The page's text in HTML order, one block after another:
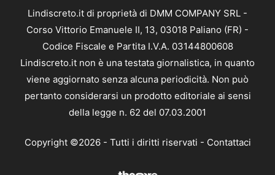
Lindiscreto.it di proprietà di DMM COMPANY SRL -
Corso Vittorio Emanuele II, 13, 03018 Paliano (FR) -
Codice Fiscale e Partita I.V.A. 03144800608
Lindiscreto.it non è una testata giornalistica, in quanto
viene aggiornato senza alcuna periodicità. Non può
pertanto considerarsi un prodotto editoriale ai sensi
della legge n. 62 del 07.03.2001
Copyright ©2026 - Tutti i diritti riservati - Contattaci